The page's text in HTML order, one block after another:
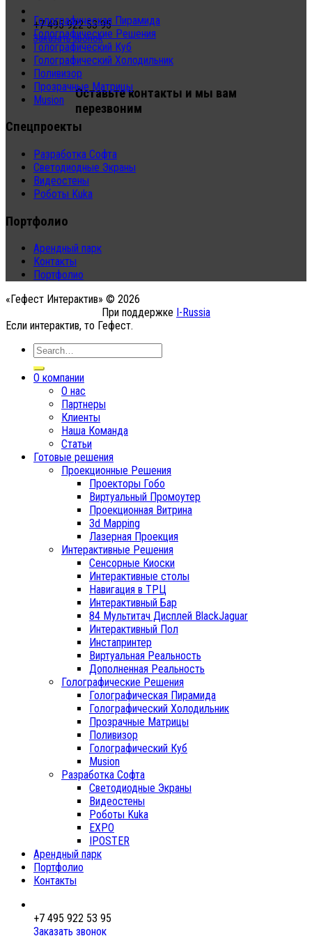
+7 495 922 53 95
Заказать звонок
Оставьте контакты и мы вам
перезвоним
Голографическая Пирамида
Голографические Решения
Голографический Куб
Голографический Холодильник
Поливизор
Прозрачные Матрицы
Musion
Спецпроекты
Разработка Софта
Светодиодные Экраны
Видеостены
Роботы Kuka
Портфолио
Арендный парк
Контакты
Портфолио
«Гефест Интерактив» © 2026
При поддержке I-Russia
Если интерактив, то Гефест.
О компании
О нас
Партнеры
Клиенты
Наша Команда
Статьи
Готовые решения
Проекционные Решения
Проекторы Гобо
Виртуальный Промоутер
Проекционная Витрина
3d Mapping
Лазерная Проекция
Интерактивные Решения
Сенсорные Киоски
Интерактивные столы
Навигация в ТРЦ
Интерактивный Бар
84 Мультитач Дисплей BlackJaguar
Интерактивный Пол
Инстапринтер
Виртуальная Реальность
Дополненная Реальность
Голографические Решения
Голографическая Пирамида
Голографический Холодильник
Прозрачные Матрицы
Поливизор
Голографический Куб
Musion
Разработка Софта
Светодиодные Экраны
Видеостены
Роботы Kuka
EXPO
IPOSTER
Арендный парк
Портфолио
Контакты
+7 495 922 53 95
Заказать звонок